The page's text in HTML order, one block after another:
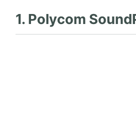
1. Polycom